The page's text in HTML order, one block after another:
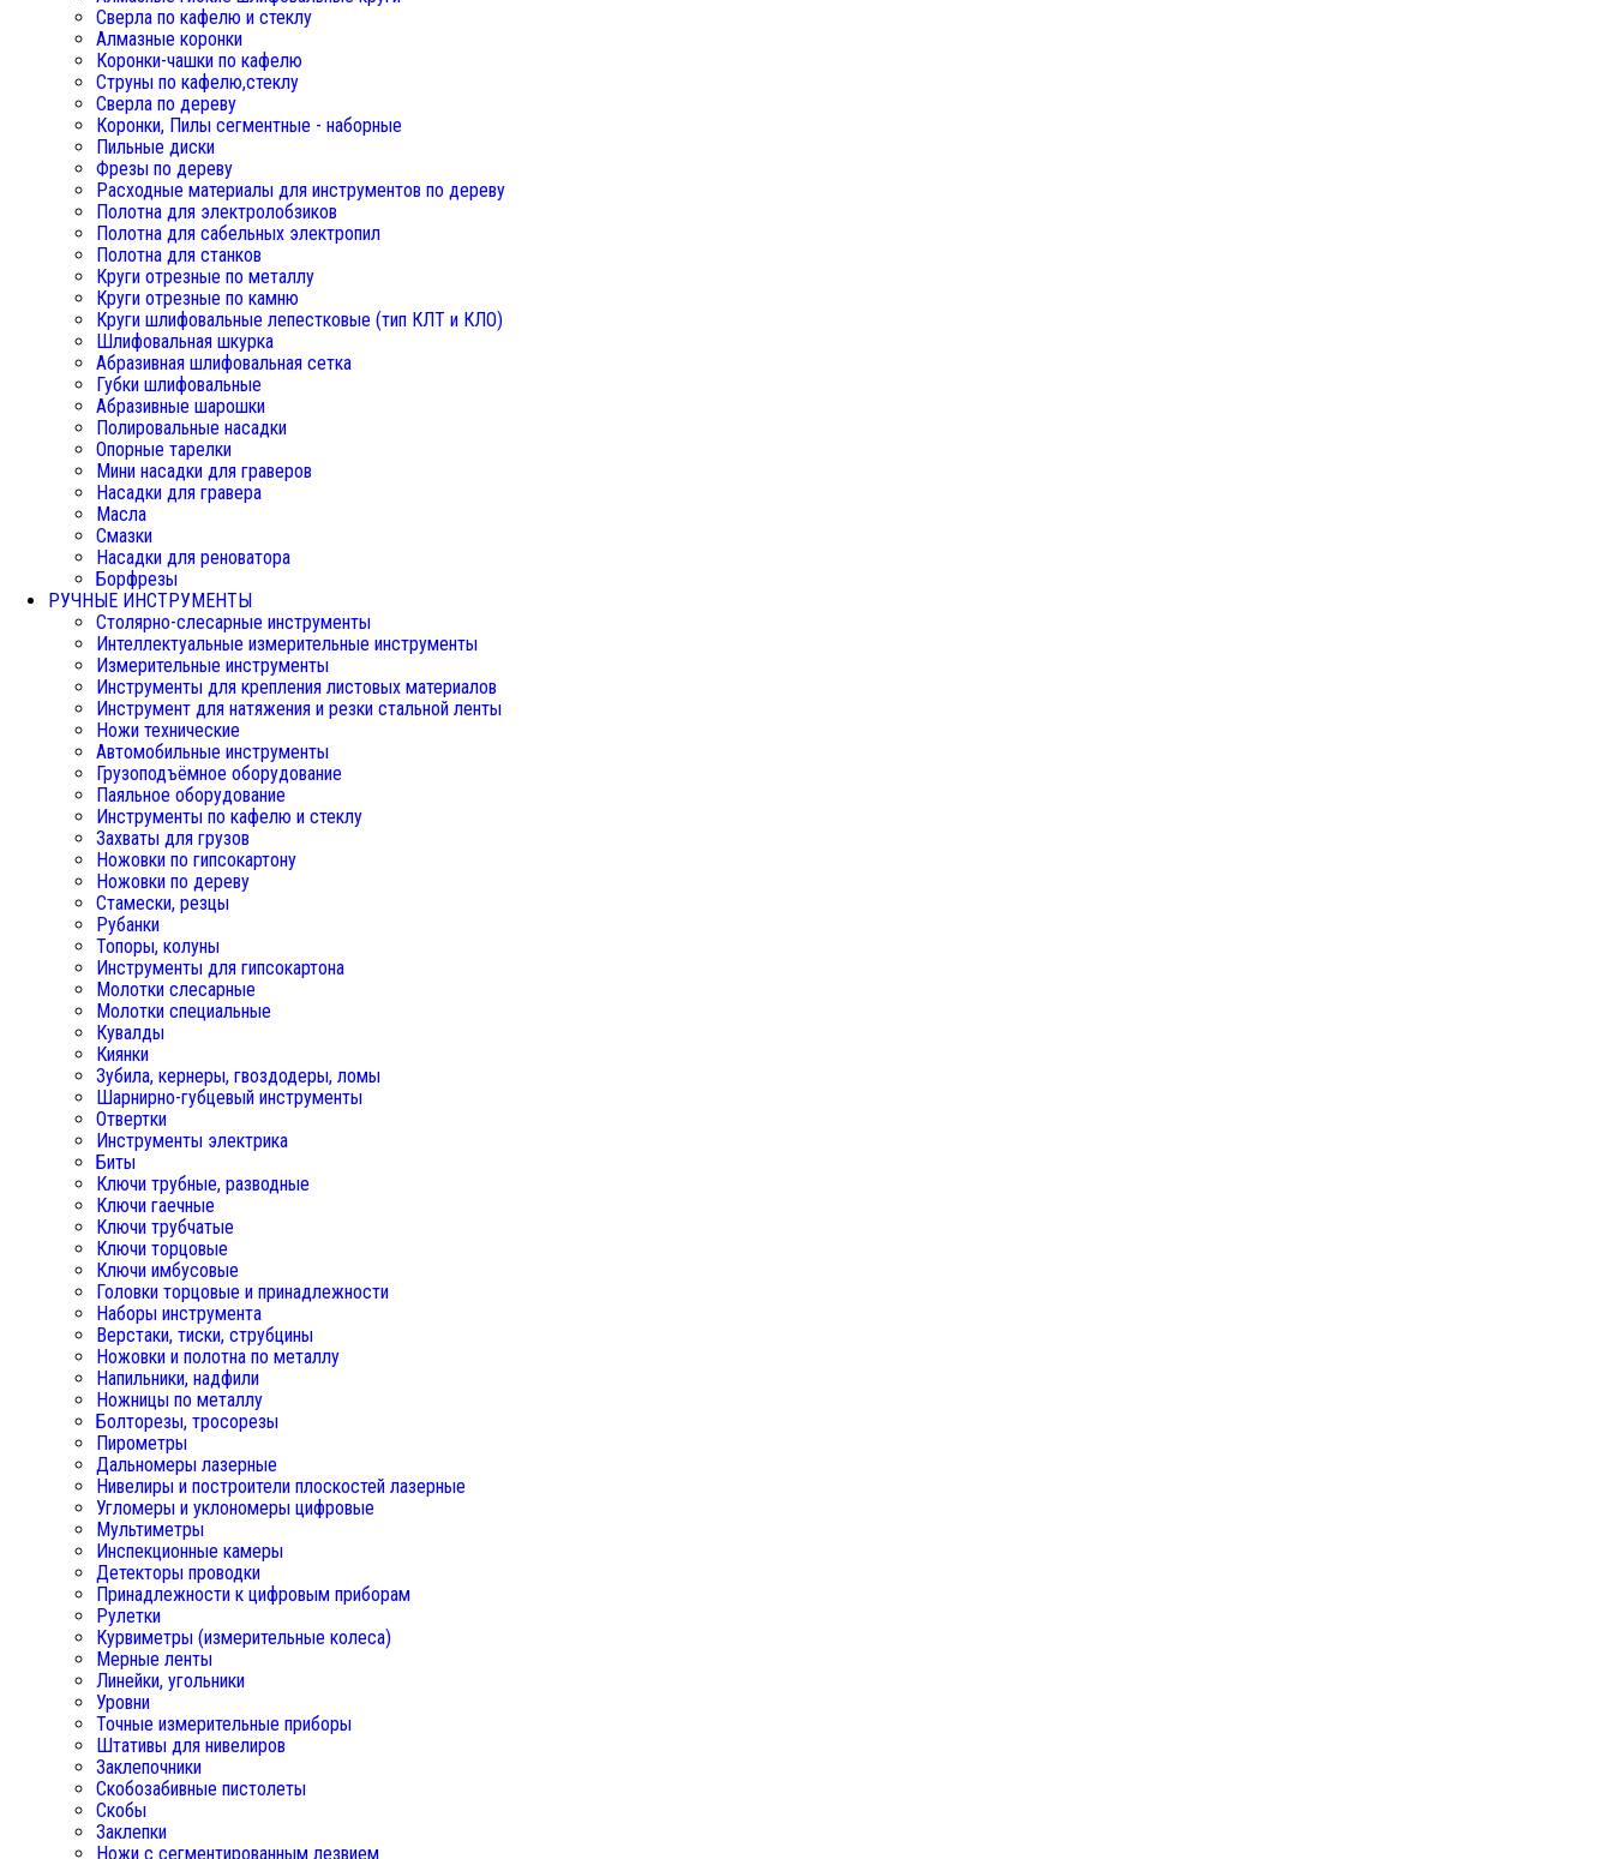
Сверла по кафелю и стеклу
Алмазные коронки
Коронки-чашки по кафелю
Струны по кафелю,стеклу
Сверла по дереву
Коронки, Пилы сегментные - наборные
Пильные диски
Фрезы по дереву
Расходные материалы для инструментов по дереву
Полотна для электролобзиков
Полотна для сабельных электропил
Полотна для станков
Круги отрезные по металлу
Круги отрезные по камню
Круги шлифовальные лепестковые (тип КЛТ и КЛО)
Шлифовальная шкурка
Абразивная шлифовальная сетка
Губки шлифовальные
Абразивные шарошки
Полировальные насадки
Опорные тарелки
Мини насадки для граверов
Насадки для гравера
Масла
Смазки
Насадки для реноватора
Борфрезы
РУЧНЫЕ ИНСТРУМЕНТЫ
Столярно-слесарные инструменты
Интеллектуальные измерительные инструменты
Измерительные инструменты
Инструменты для крепления листовых материалов
Инструмент для натяжения и резки стальной ленты
Ножи технические
Автомобильные инструменты
Грузоподъёмное оборудование
Паяльное оборудование
Инструменты по кафелю и стеклу
Захваты для грузов
Ножовки по гипсокартону
Ножовки по дереву
Стамески, резцы
Рубанки
Топоры, колуны
Инструменты для гипсокартона
Молотки слесарные
Молотки специальные
Кувалды
Киянки
Зубила, кернеры, гвоздодеры, ломы
Шарнирно-губцевый инструменты
Отвертки
Инструменты электрика
Биты
Ключи трубные, разводные
Ключи гаечные
Ключи трубчатые
Ключи торцовые
Ключи имбусовые
Головки торцовые и принадлежности
Наборы инструмента
Верстаки, тиски, струбцины
Ножовки и полотна по металлу
Напильники, надфили
Ножницы по металлу
Болторезы, тросорезы
Пирометры
Дальномеры лазерные
Нивелиры и построители плоскостей лазерные
Угломеры и уклономеры цифровые
Мультиметры
Инспекционные камеры
Детекторы проводки
Принадлежности к цифровым приборам
Рулетки
Курвиметры (измерительные колеса)
Мерные ленты
Линейки, угольники
Уровни
Точные измерительные приборы
Штативы для нивелиров
Заклепочники
Скобозабивные пистолеты
Скобы
Заклепки
Ножи с сегментированным лезвием